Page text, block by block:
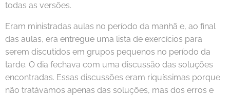
todas as versões.
Eram ministradas aulas no período da manhã e, ao final
das aulas, era entregue uma lista de exercícios para
serem discutidos em grupos pequenos no período da
tarde. O dia fechava com uma discussão das soluções
encontradas. Essas discussões eram riquíssimas porque
não tratávamos apenas das soluções, mas dos erros e